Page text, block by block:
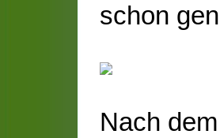
schon
Nach